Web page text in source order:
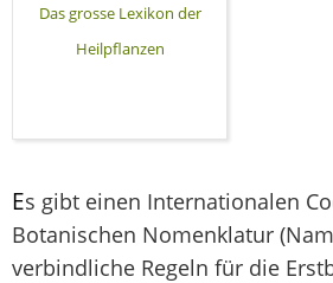
Das grosse Lexikon der
Heilpflanzen
Es gibt einen Internationalen
Botanischen Nomenklatur
verbindliche Regeln für die